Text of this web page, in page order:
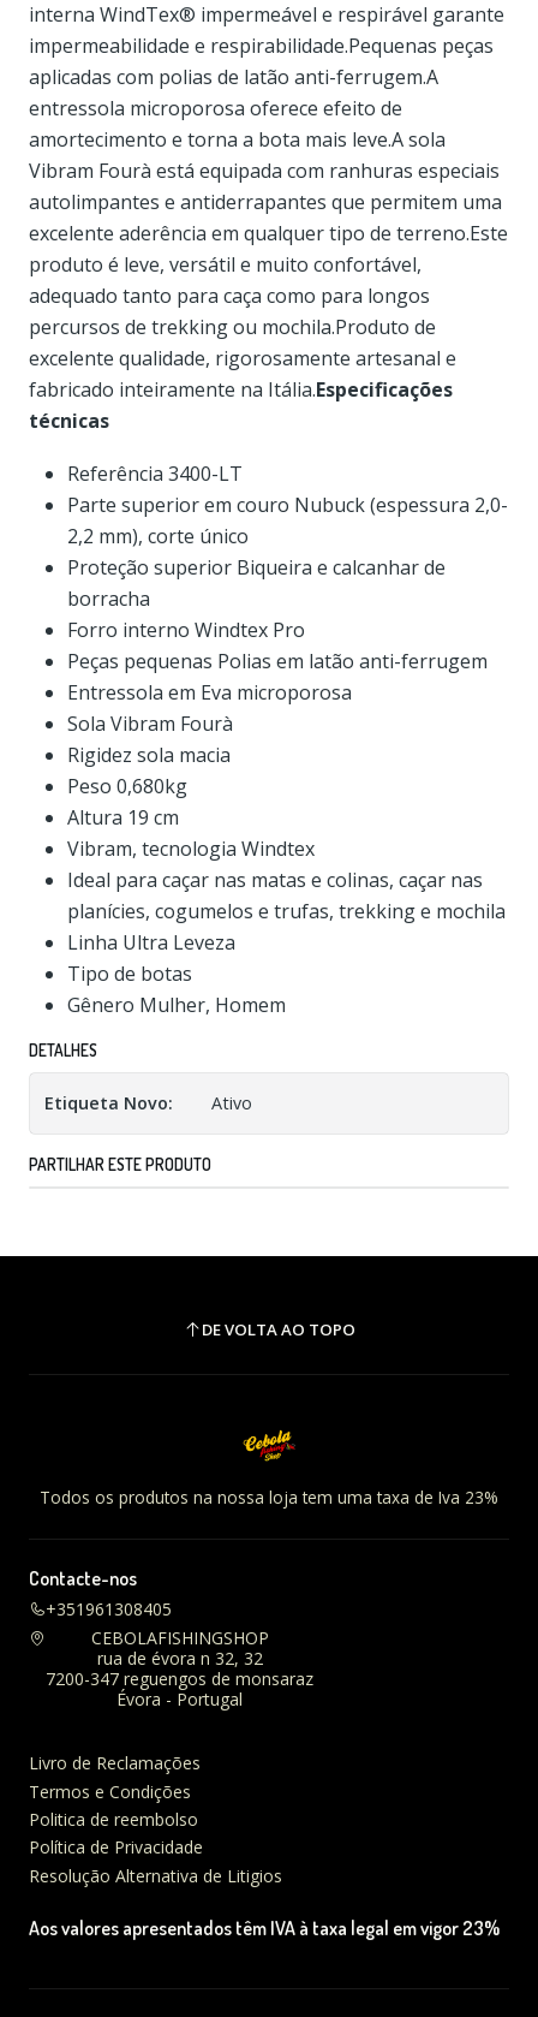
interna WindTex® impermeável e respirável garante
impermeabilidade e respirabilidade.Pequenas peças
aplicadas com polias de latão anti-ferrugem.A
entressola microporosa oferece efeito de
amortecimento e torna a bota mais leve.A sola
Vibram Fourà está equipada com ranhuras especiais
autolimpantes e antiderrapantes que permitem uma
excelente aderência em qualquer tipo de terreno.Este
produto é leve, versátil e muito confortável,
adequado tanto para caça como para longos
percursos de trekking ou mochila.Produto de
excelente qualidade, rigorosamente artesanal e
fabricado inteiramente na Itália.Especificações
técnicas
Referência 3400-LT
Parte superior em couro Nubuck (espessura 2,0-
2,2 mm), corte único
Proteção superior Biqueira e calcanhar de
borracha
Forro interno Windtex Pro
Peças pequenas Polias em latão anti-ferrugem
Entressola em Eva microporosa
Sola Vibram Fourà
Rigidez sola macia
Peso 0,680kg
Altura 19 cm
Vibram, tecnologia Windtex
Ideal para caçar nas matas e colinas, caçar nas
planícies, cogumelos e trufas, trekking e mochila
Linha Ultra Leveza
Tipo de botas
Gênero Mulher, Homem
DETALHES
Etiqueta Novo: Ativo
PARTILHAR ESTE PRODUTO
DE VOLTA AO TOPO
Todos os produtos na nossa loja tem uma taxa de Iva 23%
Contacte-nos
+351961308405
CEBOLAFISHINGSHOP
rua de évora n 32, 32
7200-347 reguengos de monsaraz
Évora - Portugal
Livro de Reclamações
Termos e Condições
Politica de reembolso
Política de Privacidade
Resolução Alternativa de Litigios
Aos valores apresentados têm IVA à taxa legal em vigor 23%